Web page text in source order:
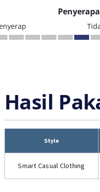
Hasil
Style
Smart Casual Clothing